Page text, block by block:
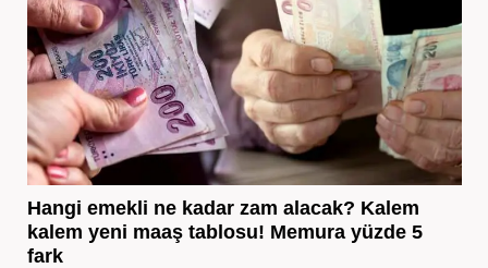
Hangi emekli ne kadar zam alacak? Kalem
kalem yeni maaş tablosu! Memura yüzde 5
fark